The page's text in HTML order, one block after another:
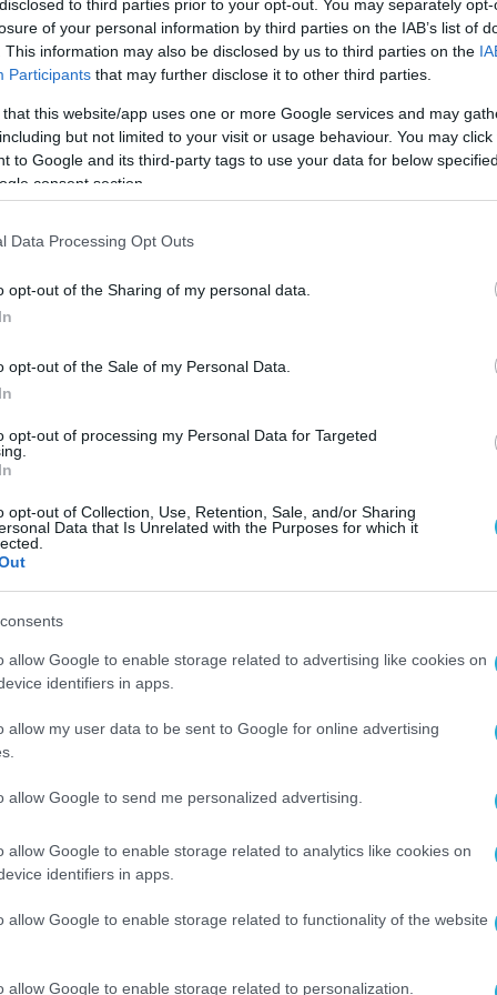
to third parties prior to your opt-out. You may separately
of your personal information by third parties on the IAB’s list of
This information may also be disclosed by us to third parties on the
Participants that may further disclose it to other third parties.
that this website/app uses one or more Google services and may
but not limited to your visit or usage behaviour. You may
to Google and its third-party tags to use your data for below
consent section.
Data Processing Opt Outs
opt-out of the Sharing of my personal data.
opt-out of the Sale of my Personal Data.
opt-out of processing my Personal Data for Targeted
opt-out of Collection, Use, Retention, Sale, and/or Sharing
Data that Is Unrelated with the Purposes for which it
allow Google to enable storage related to advertising like cookies on
identifiers in apps.
allow my user data to be sent to Google for online advertising
allow Google to send me personalized advertising.
allow Google to enable storage related to analytics like cookies on
identifiers in apps.
allow Google to enable storage related to functionality of the website
allow Google to enable storage related to personalization.
από το πεδίο της τεχνολογικής
της παραγωγικής διαδικασίας και της
παγκόσμια οικονομία καλείται να
πιέσεις και τη μετάβαση σε ένα νέο
επιπτώσεις της AI αποκτά καθαρά στρατηγική
και οι επιχειρήσεις βρίσκονται πλέον
την παραγωγικότητα, την απασχόληση, τη
τον μετασχηματισμό της οικονομικής
Ελλάδος, Γιάννης Στουρνάρας, αναλύει τις
της τεχνητής νοημοσύνης. Παράλληλα,
κεντρικές τράπεζες στη νέα εποχή, καθώς και
και η Ελλάδα, ώστε να αξιοποιήσουν τις
οι ανισότητες ή να προκύψουν νέοι
ΤΡΑΠΕΖΑ ΤΗΣ ΕΛΛΑΔΟΣ